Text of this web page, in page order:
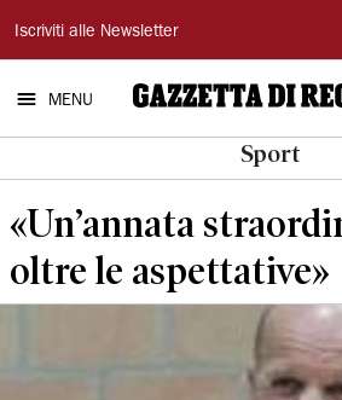
Gazzetta
di
Reggio
Iscriviti alle Newsletter
MENU
Sport
«Un’annata
oltre le aspettative»